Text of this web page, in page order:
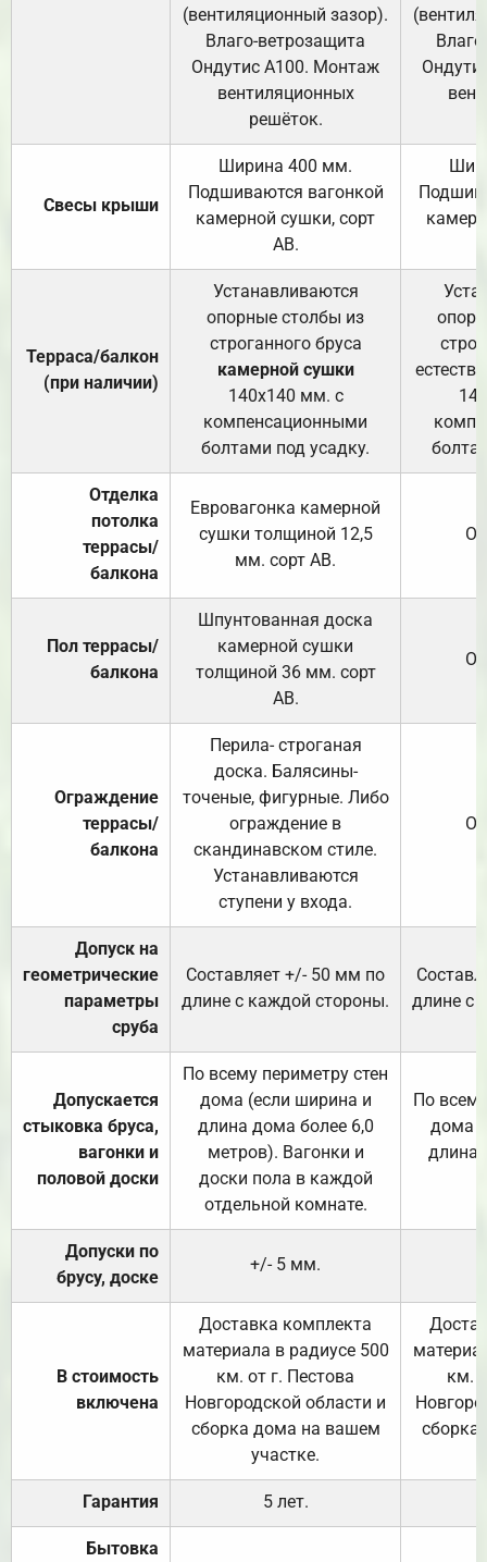
(вентиляционный зазор).
Влаго-ветрозащита
Ондутис А100. Монтаж
вентиляционных
решёток.
Свесы крыши
Ширина 400 мм.
Подшиваются вагонкой
камерной сушки, сорт
АВ.
Терраса/балкон
(при наличии)
Устанавливаются
опорные столбы из
строганного бруса
камерной сушки
140х140 мм. с
компенсационными
болтами под усадку.
Отделка
потолка
террасы/
балкона
Евровагонка камерной
сушки толщиной 12,5
мм. сорт АВ.
Пол террасы/
балкона
Шпунтованная доска
камерной сушки
толщиной 36 мм. сорт
АВ.
Ограждение
террасы/
балкона
Перила- строганая
доска. Балясины-
точеные, фигурные. Либо
ограждение в
скандинавском стиле.
Устанавливаются
ступени у входа.
Допуск на
геометрические
параметры
сруба
Составляет +/- 50 мм по
длине с каждой стороны.
длине с
Допускается
стыковка бруса,
вагонки и
половой доски
По всему периметру стен
дома (если ширина и
длина дома более 6,0
метров). Вагонки и
доски пола в каждой
отдельной комнате.
По
дома
длина
Допуски по
брусу, доске
+/- 5 мм.
В стоимость
включена
Доставка комплекта
материала в радиусе 500
км. от г. Пестова
Новгородской области и
сборка дома на вашем
участке.
км.
Гарантия 5 лет.
Бытовка